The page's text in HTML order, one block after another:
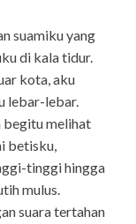
suamiku yang
di kala tidur.
kota, aku
lebar-lebar.
begitu melihat
betisku,
tinggi hingga
mulus.
suara tertahan